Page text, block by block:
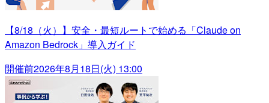
【8/18（火）】安全・最短ルートで始める「Claude on
Amazon Bedrock」導入ガイド
開催前2026年8月18日(火) 13:00